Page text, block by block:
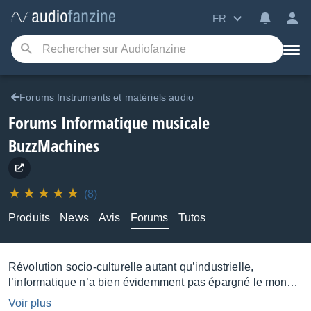
FR
Forums Instruments et matériels audio
Forums Informatique musicale
BuzzMachines
(8)
Produits
News Avis Forums Tutos
Révolution socio-culturelle autant qu’industrielle,
l’informatique n’a bien évidemment pas épargné le monde
de la musique, au point qu’elle se trouve au cœur de la
Voir plus